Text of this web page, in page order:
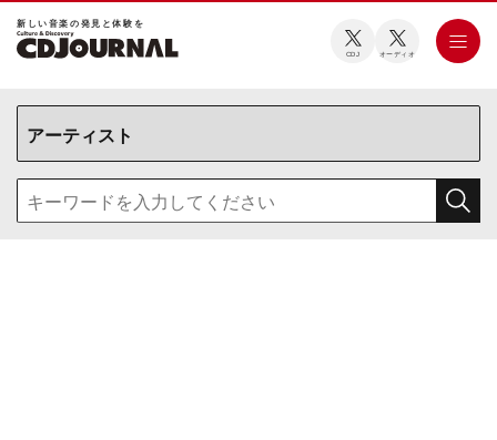
新しい⾳楽の発⾒と体験を
CDJ オーディオ